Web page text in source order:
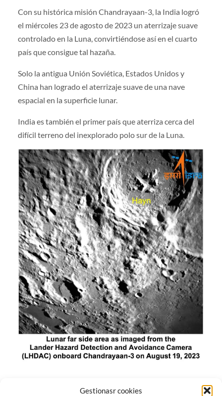
Gestionasr cookies
Con su histórica misión Chandrayaan-3, la India logró
el miércoles 23 de agosto de 2023 un aterrizaje suave
controlado en la Luna, convirtiéndose así en el cuarto
país que consigue tal hazaña.
Solo la antigua Unión Soviética, Estados Unidos y
China han logrado el aterrizaje suave de una nave
espacial en la superficie lunar.
India es también el primer país que aterriza cerca del
difícil terreno del inexplorado polo sur de la Luna.